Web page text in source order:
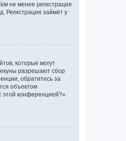
не менее регистрация
Регистрация займёт у
которые могут
разрешают сбор
обратитесь за
объектом
этой конференцией?».